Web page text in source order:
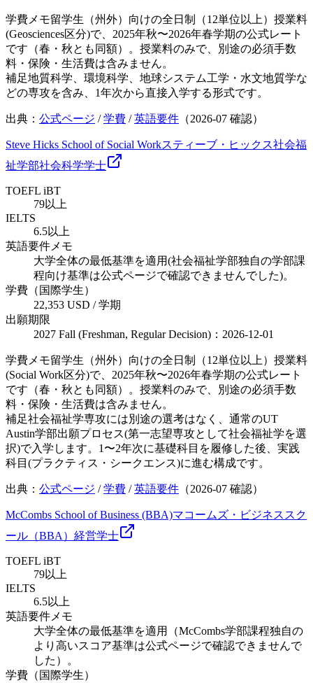
学費メモ留学生（州外）向けの全日制（12単位以上）授業料
(Geosciences区分)で、2025年秋〜2026年春学期の公式レート
です（春・秋とも同額）。授業料のみで、別途の必須手数
料・保険・生活費は含みません。
補足地質科学、環境科学、地球システム工学・水文地質学な
どの専攻を含み、1年次から直接入学する形式です。
出典： 公式ページ /学費 /英語要件 （2026-07 確認）
Steve Hicks School of Social Workスティーブ・ヒックス社会福
祉学部社会科学学士
TOEFL iBT
79以上
IELTS
6.5以上
英語要件メモ
大学全体の最低基準を適用(社会福祉学部独自の学部課
程向け基準は公式ページで確認できませんでした)。
学費（国際学生）
22,353 USD / 学期
出願期限
2027 Fall (Freshman, Regular Decision)：2026-12-01
学費メモ留学生（州外）向けの全日制（12単位以上）授業料
(Social Work区分)で、2025年秋〜2026年春学期の公式レート
です（春・秋とも同額）。授業料のみで、別途の必須手数
料・保険・生活費は含みません。
補足社会福祉学専攻には別途の選考はなく、通常のUT
Austin学部出願プロセス(第一志望専攻として社会福祉学を選
択)で入学します。1〜2年次に基礎科目を履修した後、実践
科目(プラクティス・シークエンス)に進む構成です。
出典： 公式ページ /学費 /英語要件 （2026-07 確認）
McCombs School of Business (BBA)マコームズ・ビジネススク
ール（BBA） 経営学士
TOEFL iBT
79以上
IELTS
6.5以上
英語要件メモ
大学全体の最低基準を適用（McCombs学部課程独自の
より高いスコア基準は公式ページで確認できませんで
した）。
学費（国際学生）